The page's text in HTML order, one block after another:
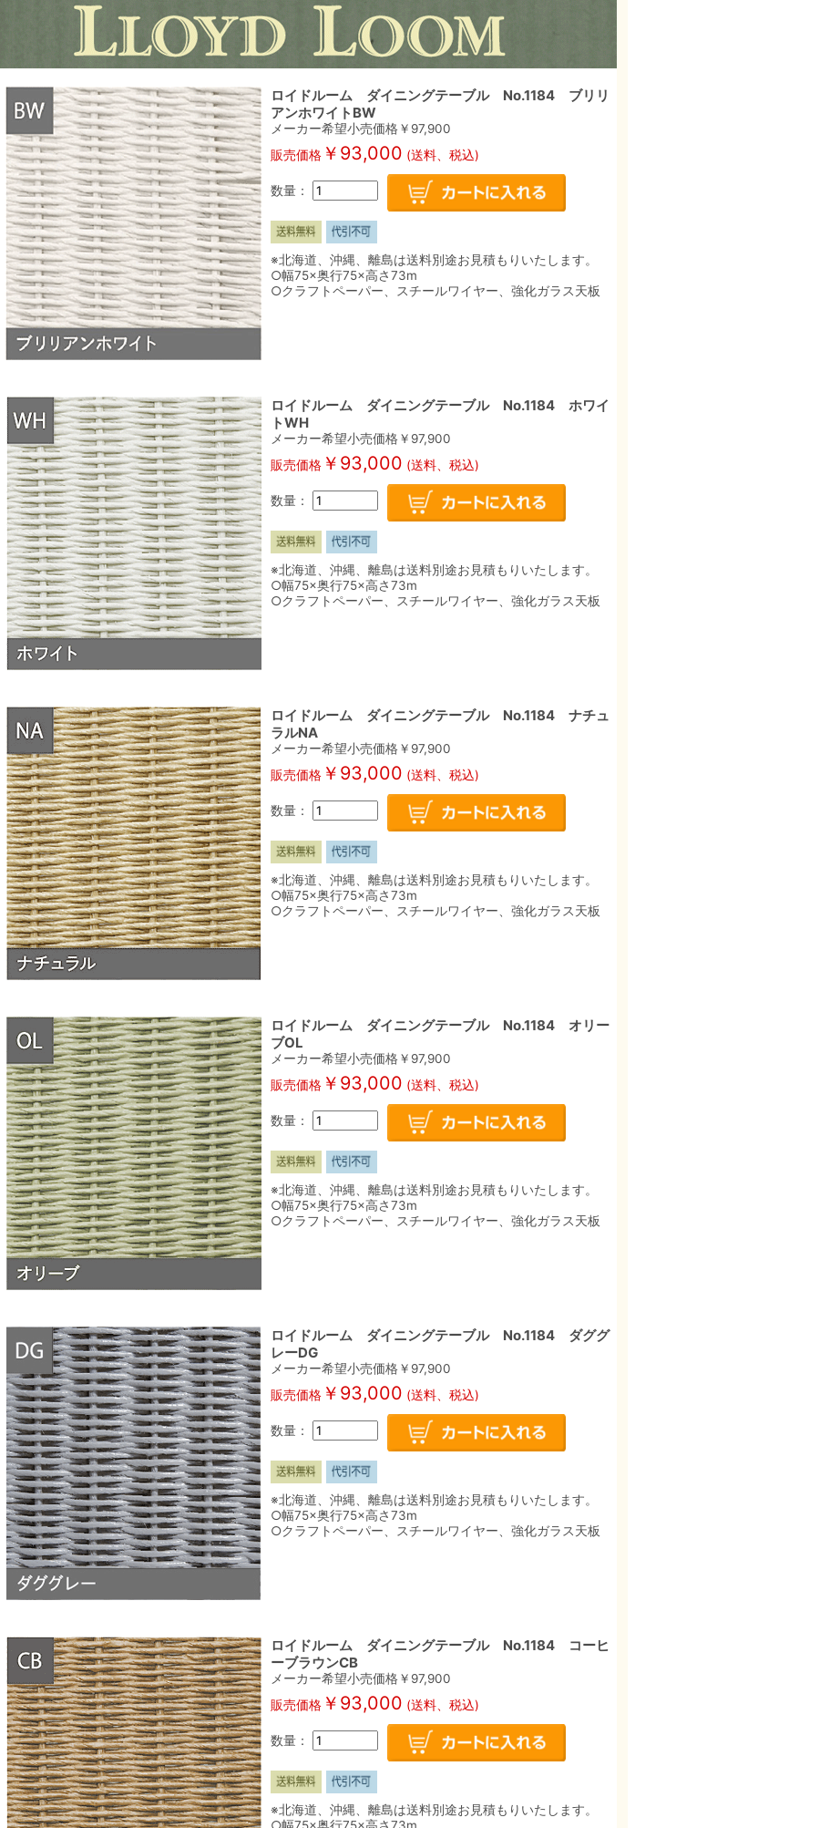
ロイドルーム ダイニングテーブル No.1184 ブリリ
アンホワイトBW
メーカー希望小売価格￥ 97,900
販売価格￥ 93,000 (送料、税込)
数量：
※北海道、沖縄、離島は送料別途お見積もりいたします。
○幅75×奥行75×高さ73m
○クラフトペーパー、スチールワイヤー、強化ガラス天板
ロイドルーム ダイニングテーブル No.1184 ホワイ
トWH
メーカー希望小売価格￥ 97,900
販売価格￥ 93,000 (送料、税込)
数量：
※北海道、沖縄、離島は送料別途お見積もりいたします。
○幅75×奥行75×高さ73m
○クラフトペーパー、スチールワイヤー、強化ガラス天板
ロイドルーム ダイニングテーブル No.1184 ナチュ
ラルNA
メーカー希望小売価格￥ 97,900
販売価格￥ 93,000 (送料、税込)
数量：
※北海道、沖縄、離島は送料別途お見積もりいたします。
○幅75×奥行75×高さ73m
○クラフトペーパー、スチールワイヤー、強化ガラス天板
ロイドルーム ダイニングテーブル No.1184 オリー
ブOL
メーカー希望小売価格￥ 97,900
販売価格￥ 93,000 (送料、税込)
数量：
※北海道、沖縄、離島は送料別途お見積もりいたします。
○幅75×奥行75×高さ73m
○クラフトペーパー、スチールワイヤー、強化ガラス天板
ロイドルーム ダイニングテーブル No.1184 ダググ
レーDG
メーカー希望小売価格￥ 97,900
販売価格￥ 93,000 (送料、税込)
数量：
※北海道、沖縄、離島は送料別途お見積もりいたします。
○幅75×奥行75×高さ73m
○クラフトペーパー、スチールワイヤー、強化ガラス天板
ロイドルーム ダイニングテーブル No.1184 コーヒ
ーブラウンCB
メーカー希望小売価格￥ 97,900
販売価格￥ 93,000 (送料、税込)
数量：
※北海道、沖縄、離島は送料別途お見積もりいたします。